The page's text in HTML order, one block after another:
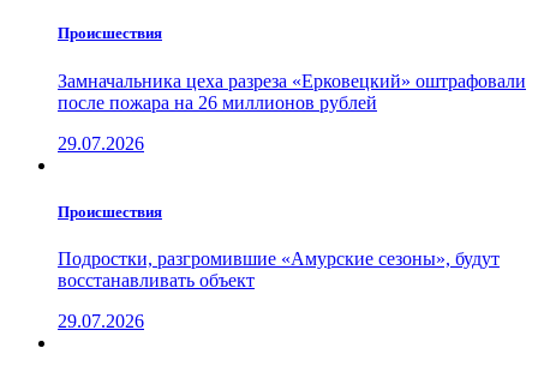
Проиcшествия
Замначальника цеха разреза «Ерковецкий» оштрафовали
после пожара на 26 миллионов рублей
29.07.2026
Проиcшествия
Подростки, разгромившие «Амурские сезоны», будут
восстанавливать объект
29.07.2026